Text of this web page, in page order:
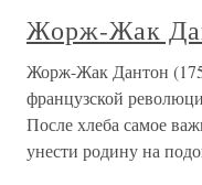
Жорж-Жак
Жорж-Жак Дантон
французской
После хлеба самое
унести родину на